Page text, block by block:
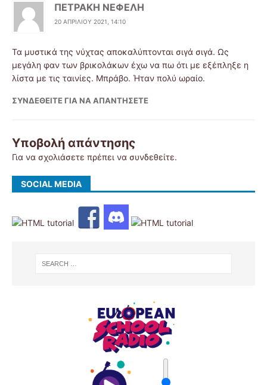
ΠΕΤΡΑΚΗ ΝΕΦΕΛΗ
20 ΑΠΡΙΛΊΟΥ 2021, 14:10
Τα μυστικά της νύχτας αποκαλύπτονται σιγά σιγά. Ως
μεγάλη φαν των βρικολάκων έχω να πω ότι με εξέπληξε η
λίστα με τις ταινίες. Μπράβο. Ήταν πολύ ωραίο.
ΣΥΝΔΕΘΕΊΤΕ ΓΙΑ ΝΑ ΑΠΑΝΤΉΣΕΤΕ
Υποβολή απάντησης
Για να σχολιάσετε πρέπει να συνδεθείτε.
SOCIAL MEDIA